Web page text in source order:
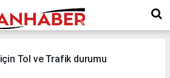
için Tol ve Trafik durumu